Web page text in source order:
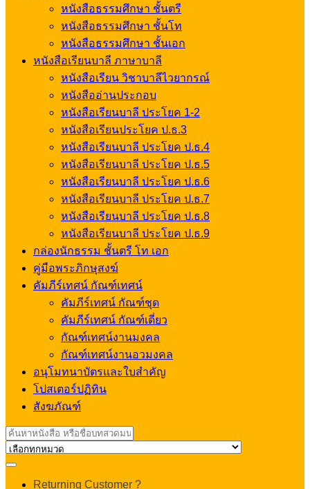
หนังสือธรรมศึกษา ชั้นตรี
หนังสือธรรมศึกษา ชั้นโท
หนังสือธรรมศึกษา ชั้นเอก
หนังสือเรียนบาลี ภาษาบาลี
หนังสือเรียน วิชาบาลีไวยากรณ์
หนังสืออ่านประกอบ
หนังสือเรียนบาลี ประโยค 1-2
หนังสือเรียนประโยค ป.ธ.3
หนังสือเรียนบาลี ประโยค ป.ธ.4
หนังสือเรียนบาลี ประโยค ป.ธ.5
หนังสือเรียนบาลี ประโยค ป.ธ.6
หนังสือเรียนบาลี ประโยค ป.ธ.7
หนังสือเรียนบาลี ประโยค ป.ธ.8
หนังสือเรียนบาลี ประโยค ป.ธ.9
กล่องนักธรรม ชั้นตรี โท เอก
คู่มือพระภิกษุสงฆ์
คัมภีร์เทศน์ กัณฑ์เทศน์
คัมภีร์เทศน์ กัณฑ์ชุด
คัมภีร์เทศน์ กัณฑ์เดี่ยว
กัณฑ์เทศน์งานมงคล
กัณฑ์เทศน์งานอวมงคล
อนุโมทนาบัตรและใบสำคัญ
โปสเตอร์ปฏิทิน
สังฆภัณฑ์
Search
for:
Returning Customer ?